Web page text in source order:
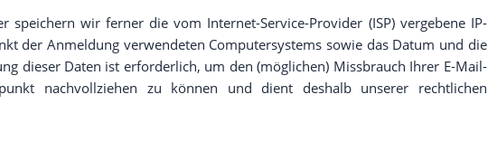
speichern wir ferner die vom Internet-Service-Provider (ISP) vergebene IP-
der Anmeldung verwendeten Computersystems sowie das Datum und die
dieser Daten ist erforderlich, um den (möglichen) Missbrauch Ihrer E-Mail-
nachvollziehen zu können und dient deshalb unserer rechtlichen